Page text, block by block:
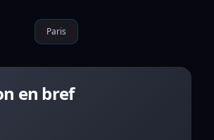
Paris
en bref